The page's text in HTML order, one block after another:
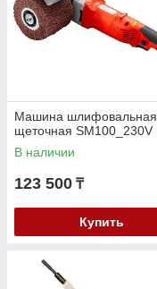
Машина шлифовальная
щеточная SM100_230V
В наличии
123 500 ₸
Купить